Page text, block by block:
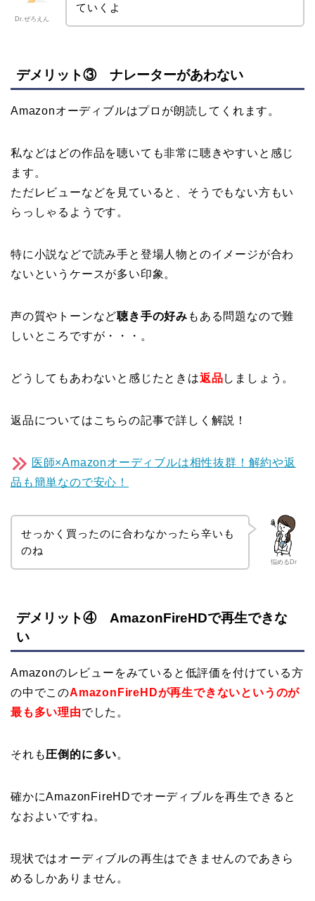
Dr.ぜろえん
ていくよ
デメリット③ ナレーターがあわない
Amazonオーディブルはプロが朗読してくれます。
私などはどの作品を聴いても非常に聴きやすいと感じ
ます。
ただレビューなどを見ていると、そうでもない方もい
らっしゃるようです。
特に小説などで読み手と登場人物とのイメージが合わ
ないというケースが多い印象。
声の質やトーンなど聴き手の好み もある問題なので難
しいところですが・・・。
どうしてもあわないと感じたときは返品しましょう。
返品についてはこちらの記事で詳しく解説！
医師×Amazonオーディブルは相性抜群！解約や返
品も簡単なので安心！
悩めるDr
せっかく買ったのに合わなかったら辛いも
のね
デメリット④ AmazonFireHDで再生できな
い
Amazonのレビューをみていると低評価を付けている方
の中でこのAmazonFireHDが再生できないというのが
最も多い理由でした。
それも圧倒的に多い。
確かにAmazonFireHDでオーディブルを再生できると
なおよいですね。
現状ではオーディブルの再生はできませんのであきら
めるしかありません。